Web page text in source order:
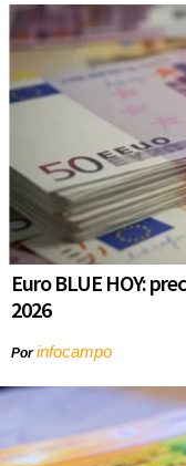
Euro BLUE HOY:
2026
Porinfocampo